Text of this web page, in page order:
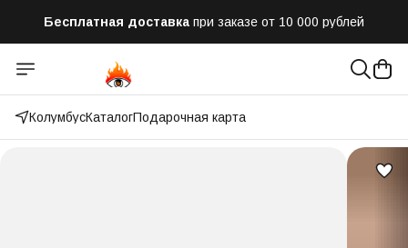
Бесплатная доставка при заказе от 10 000 рублей
Отправим заказ в течении часа после оформления
Оплатим до 50% доставки
КолумбусКаталогПодарочная карта